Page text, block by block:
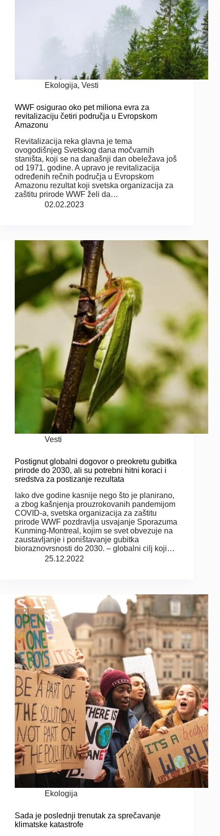
Ekologija, Vesti
WWF osigurao oko pet miliona evra za
revitalizaciju četiri područja u Evropskom
Amazonu
Revitalizacija reka glavna je tema
ovogodišnjeg Svetskog dana močvarnih
staništa, koji se na današnji dan obeležava još
od 1971. godine. A upravo je revitalizacija
određenih rečnih područja u Evropskom
Amazonu rezultat koji svetska organizacija za
zaštitu prirode WWF želi da…
02.02.2023
Vesti
Postignut globalni dogovor o preokretu gubitka
prirode do 2030, ali su potrebni hitni koraci i
sredstva za postizanje rezultata
Iako dve godine kasnije nego što je planirano,
a zbog kašnjenja prouzrokovanih pandemijom
COVID-a, svetska organizacija za zaštitu
prirode WWF pozdravlja usvajanje Sporazuma
Kunming-Montreal, kojim se svet obvezuje na
zaustavljanje i poništavanje gubitka
bioraznovrsnosti do 2030. – globalni cilj koji…
25.12.2022
Ekologija
Sada je poslednji trenutak za sprečavanje
klimatske katastrofe